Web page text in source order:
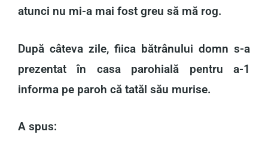
atunci nu mi-a mai fost greu să mă rog.
După câteva zile, fiica bătrânului domn s-a
prezentat în casa parohială pentru a-1
informa pe paroh că tatăl său murise.
A spus: